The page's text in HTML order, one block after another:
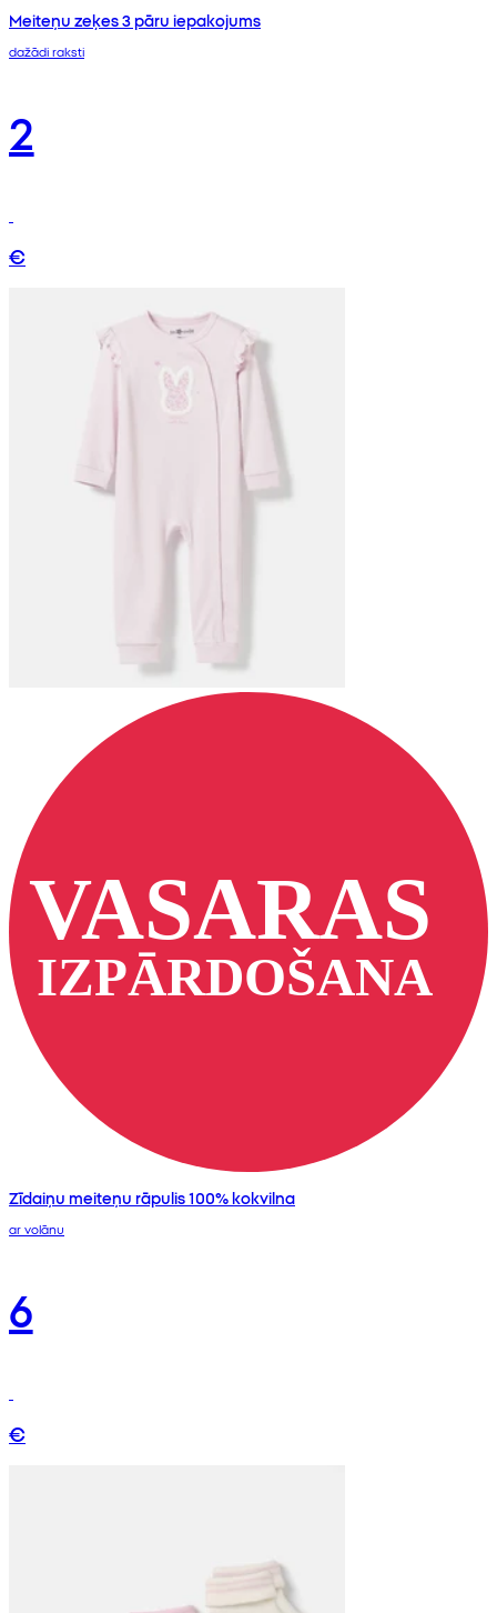
Meiteņu zeķes 3 pāru iepakojums
dažādi raksti
2
€
Zīdaiņu meiteņu rāpulis 100% kokvilna
ar volānu
6
€